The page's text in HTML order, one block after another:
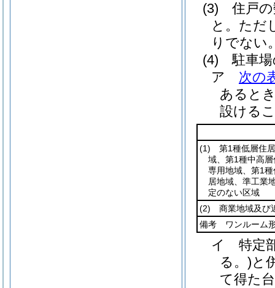
(3)
住戸
と。 ただ
りでない
(4)
駐車
ア
次の
あると
設ける
(1) 第1種低層住
域、第1種中高
専用地域、第1
居地域、準工業
定のない区域
(2) 商業地域及び
備考 ワンルーム
イ
特定
る。)と
て得た